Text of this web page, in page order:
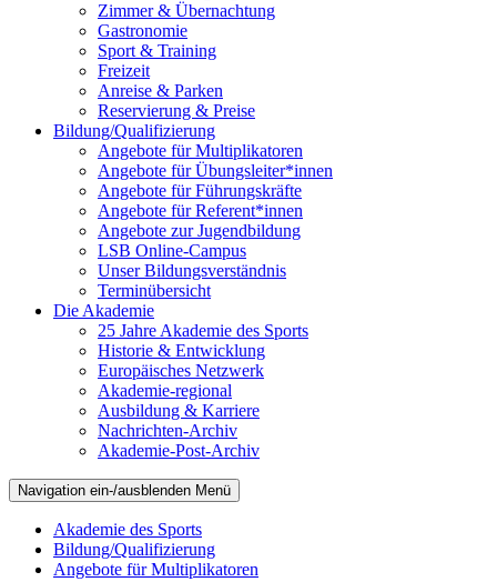
Zimmer & Übernachtung
Gastronomie
Sport & Training
Freizeit
Anreise & Parken
Reservierung & Preise
Bildung/Qualifizierung
Angebote für Multiplikatoren
Angebote für Übungsleiter*innen
Angebote für Führungskräfte
Angebote für Referent*innen
Angebote zur Jugendbildung
LSB Online-Campus
Unser Bildungsverständnis
Terminübersicht
Die Akademie
25 Jahre Akademie des Sports
Historie & Entwicklung
Europäisches Netzwerk
Akademie-regional
Ausbildung & Karriere
Nachrichten-Archiv
Akademie-Post-Archiv
Navigation ein-/ausblenden Menü
Akademie des Sports
Bildung/Qualifizierung
Angebote für Multiplikatoren